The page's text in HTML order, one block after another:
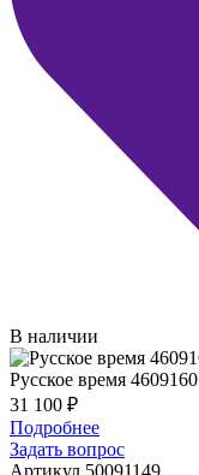
В наличии
Русское время 4609160
31 100 ₽
Подробнее
Задать вопрос